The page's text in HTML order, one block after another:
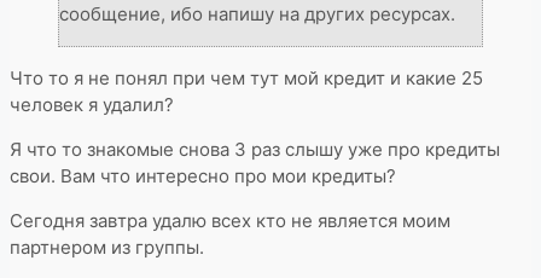
сообщение, ибо напишу на других ресурсах.
Что то я не понял при чем тут мой кредит и какие 25
человек я удалил?
Я что то знакомые снова 3 раз слышу уже про кредиты
свои. Вам что интересно про мои кредиты?
Сегодня завтра удалю всех кто не является моим
партнером из группы.